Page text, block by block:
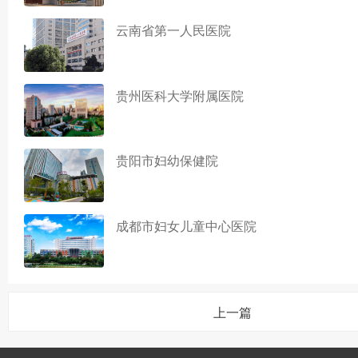
云南省第一人民医院
贵州医科大学附属医院
贵阳市妇幼保健院
成都市妇女儿童中心医院
上一篇